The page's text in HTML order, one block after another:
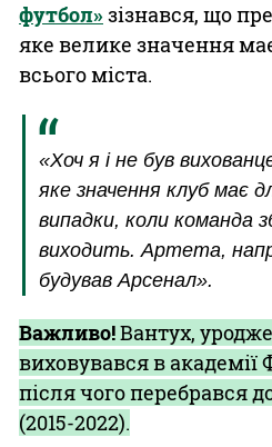
футбол»зізнався, що
яке велике значення
всього міста.
«Хоч я і не був
яке значення клуб має
випадки, коли команда
виходить. Артета,
будував Арсенал».
Важливо!Вантух,
виховувався в академії
після чого перебрався
(2015-2022).